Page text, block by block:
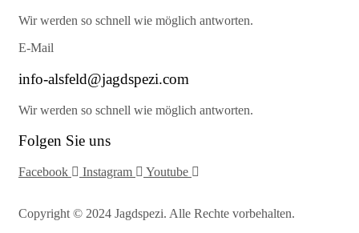
Wir werden so schnell wie möglich antworten.
E-Mail
info-alsfeld@jagdspezi.com
Wir werden so schnell wie möglich antworten.
Folgen Sie uns
Facebook Instagram Youtube
Copyright © 2024 Jagdspezi. Alle Rechte vorbehalten.